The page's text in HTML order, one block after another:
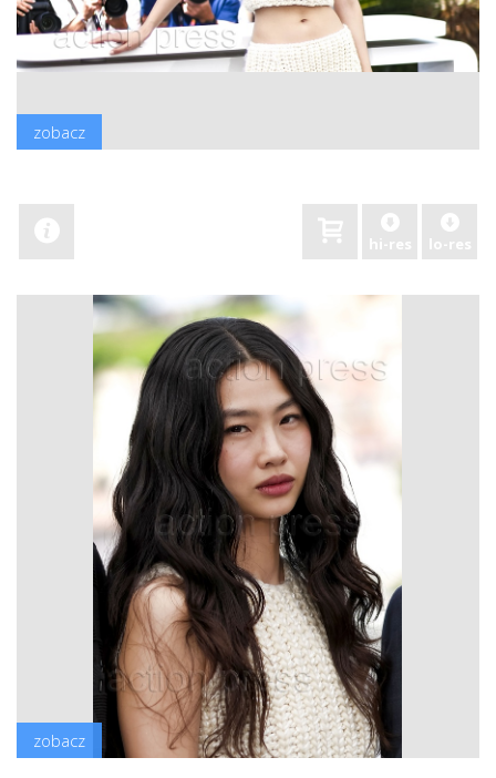
zobacz
hi-res lo-res
zobacz